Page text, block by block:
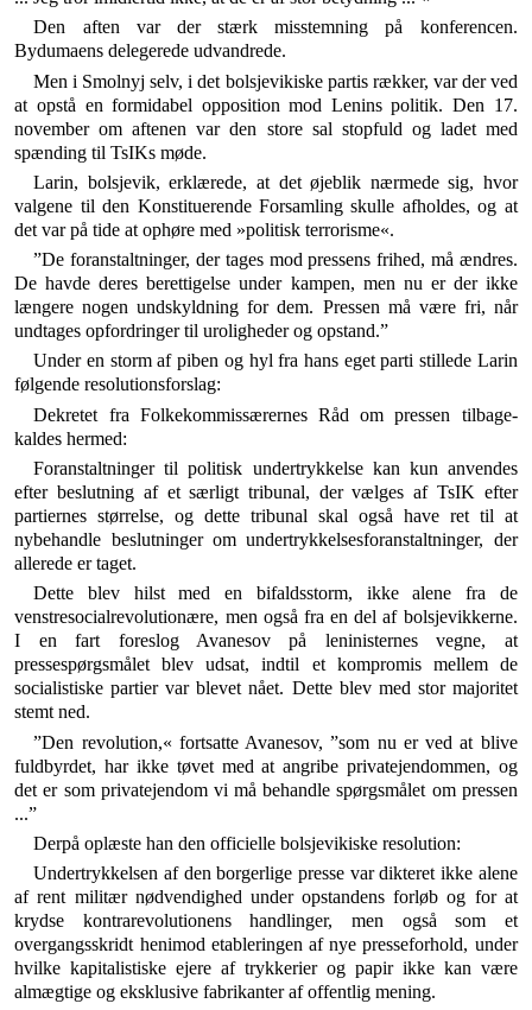
Den aften var der stærk misstemning på konferencen.
Bydumaens delegerede udvandrede.
Men i Smolnyj selv, i det bolsjevikiske partis rækker, var der ved
at opstå en formidabel opposition mod Le­nins politik. Den 17.
november om aftenen var den store sal stopfuld og ladet med
spænding til TsIKs møde.
Larin, bolsjevik, erklærede, at det øjeblik nærmede sig, hvor
valgene til den Konstituerende Forsamling skulle afholdes, og at
det var på tide at ophøre med »politisk terrorisme«.
”De foranstaltninger, der tages mod pressens frihed, må ændres.
De havde deres berettigelse under kampen, men nu er der ikke
længere nogen undskyldning for dem. Pressen må være fri, når
undtages opfordringer til uroligheder og opstand.”
Under en storm af piben og hyl fra hans eget parti stillede Larin
følgende resolutionsforslag:
Dekretet fra Folkekommissærernes Råd om pressen tilbage­
kaldes hermed:
Foranstaltninger til politisk undertrykkelse kan kun anven­des
efter beslutning af et særligt tribunal, der vælges af TsIK efter
partiernes størrelse, og dette tribunal skal også have ret til at
nybehandle beslutninger om undertrykkelsesforanstalt­ninger, der
allerede er taget.
Dette blev hilst med en bifaldsstorm, ikke alene fra de
venstresocialrevolutionære, men også fra en del af bolsjevikkerne.
I en fart foreslog Avanesov på lenin­isternes vegne, at
pressespørgsmålet blev udsat, indtil et kompromis mellem de
socialistiske partier var blevet nået. Dette blev med stor majoritet
stemt ned.
”Den revolution,« fortsatte Avanesov, ”som nu er ved at blive
fuldbyrdet, har ikke tøvet med at angribe pri­vatejendommen, og
det er som privatejendom vi må behandle spørgsmålet om pressen
...”
Derpå oplæste han den officielle bolsjevikiske resolu­tion:
Undertrykkelsen af den borgerlige presse var dikteret ikke alene
af rent militær nødvendighed under opstandens forløb og for at
krydse kontrarevolutionens handlinger, men også som et
overgangsskridt henimod etableringen af nye presseforhold, under
hvilke kapitalistiske ejere af trykkerier og papir ikke kan være
almægtige og eksklusive fabrikanter af offentlig mening.